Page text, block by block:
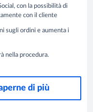
con la possibilità di
con il cliente
sugli ordini e aumenta i
nella procedura.
di più